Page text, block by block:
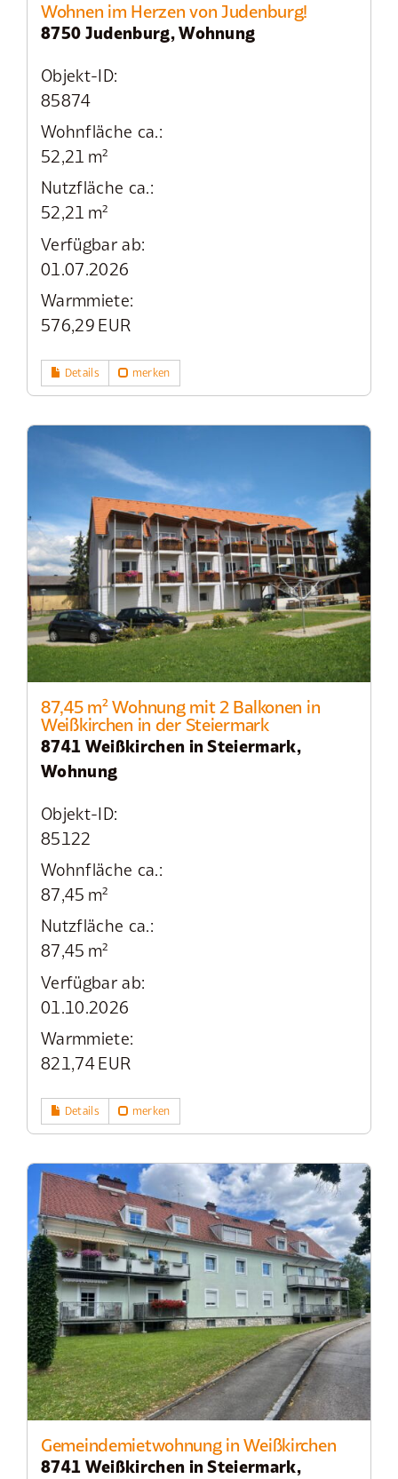
Wohnen im Herzen von Judenburg!
8750 Judenburg, Wohnung
Objekt-ID:
85874
Wohnfläche ca.:
52,21 m²
Nutzfläche ca.:
52,21 m²
Verfügbar ab:
01.07.2026
Warmmiete:
576,29 EUR
Details merken
87,45 m² Wohnung mit 2 Balkonen in
Weißkirchen in der Steiermark
8741 Weißkirchen in Steiermark,
Wohnung
Objekt-ID:
85122
Wohnfläche ca.:
87,45 m²
Nutzfläche ca.:
87,45 m²
Verfügbar ab:
01.10.2026
Warmmiete:
821,74 EUR
Details merken
Gemeindemietwohnung in Weißkirchen
8741 Weißkirchen in Steiermark,